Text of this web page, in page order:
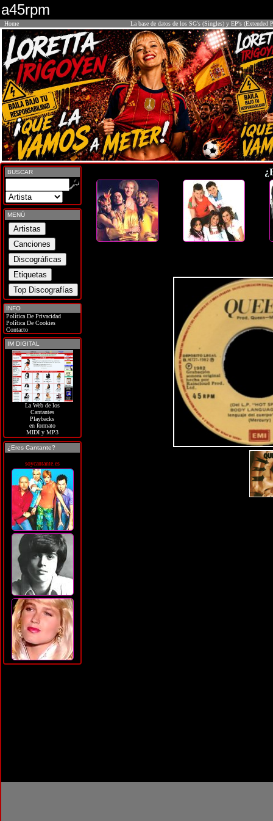
a45rpm
Home La base de datos de los SG's (Singles) y EP's (Extended
BUSCAR
MENÚ
INFO
Política De Privacidad
Política De Cookies
Contacto
IM DIGITAL
La Web de los
Cantantes
Playbacks
en formato
MIDI y MP3
¿Eres Cantante?
soycantante.es